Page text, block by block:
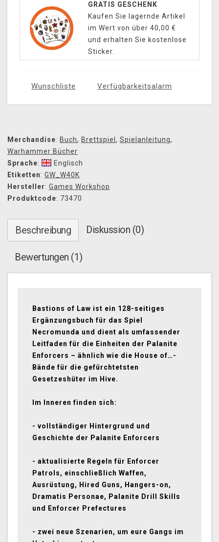
GRATIS GESCHENK
Kaufen Sie lagernde Artikel
im Wert von über 40,00 €
und erhalten Sie kostenlose
Sticker.
Wunschliste Verfügbarkeitsalarm
Merchandise: Buch, Brettspiel , Spielanleitung,
Warhammer Bücher
Sprache:
Englisch
Etiketten: GW_W40K
Hersteller: Games Workshop
Produktcode: 73470
Beschreibung Diskussion (0)
Bewertungen (1)
Bastions of Law ist ein 128-seitiges
Ergänzungsbuch für das Spiel
Necromunda und dient als umfassender
Leitfaden für die Einheiten der Palanite
Enforcers – ähnlich wie die House of…-
Bände für die gefürchtetsten
Gesetzeshüter im Hive.
Im Inneren finden sich:
- vollständiger Hintergrund und
Geschichte der Palanite Enforcers
- aktualisierte Regeln für Enforcer
Patrols, einschließlich Waffen,
Ausrüstung, Hired Guns, Hangers-on,
Dramatis Personae, Palanite Drill Skills
und Enforcer Prefectures
- zwei neue Szenarien, um eure Gangs im